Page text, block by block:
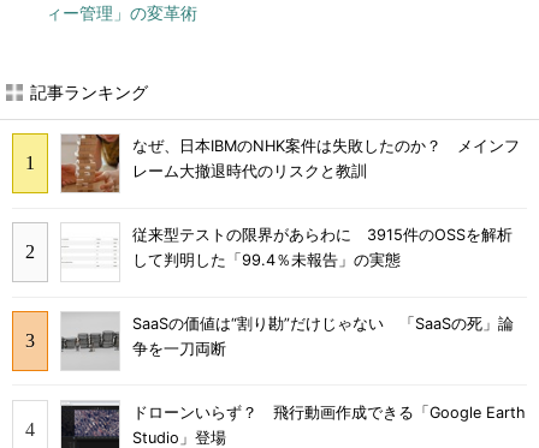
ィー管理」の変革術
記事ランキング
なぜ、日本IBMのNHK案件は失敗したのか？ メインフ
レーム大撤退時代のリスクと教訓
従来型テストの限界があらわに 3915件のOSSを解析
して判明した「99.4％未報告」の実態
SaaSの価値は“割り勘”だけじゃない 「SaaSの死」論
争を一刀両断
ドローンいらず？ 飛行動画作成できる「Google Earth
Studio」登場